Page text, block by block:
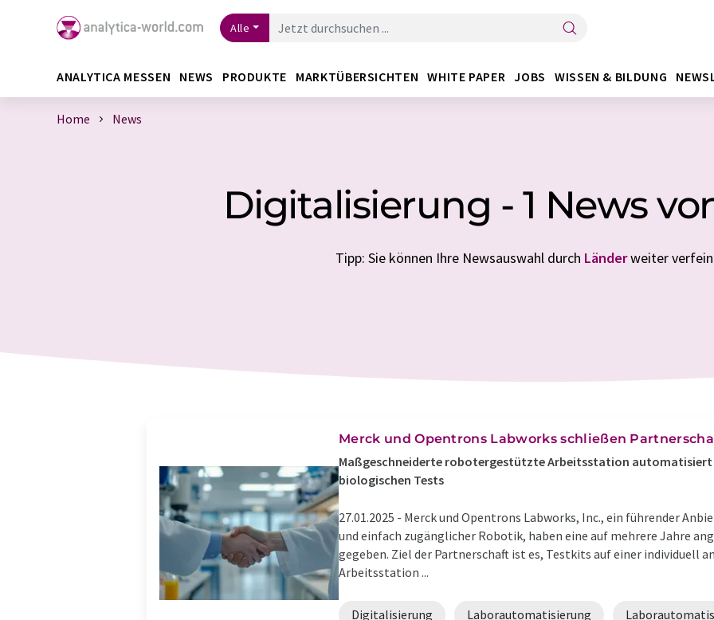
Alle
ANALYTICA MESSEN NEWS PRODUKTE MARKTÜBERSICHTEN WHITE PAPER JOBS WISSEN & BILDUNG
Home News
Digitalisierung - 1 News
Tipp: Sie können Ihre Newsauswahl durch Länderweiter
Merck und Opentrons Labworks schließen
Maßgeschneiderte robotergestützte Arbeitsstation
biologischen Tests
27.01.2025 - Merck und Opentrons Labworks, Inc., ein führender
und einfach zugänglicher Robotik, haben eine auf mehrere Jahre
gegeben. Ziel der Partnerschaft ist es, Testkits auf einer individuell
Arbeitsstation ...
Digitalisierung Laborautomatisierung